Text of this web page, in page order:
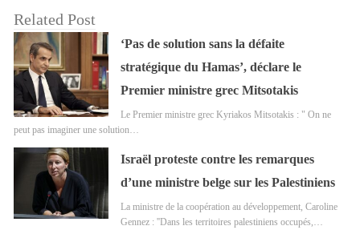
Related Post
‘Pas de solution sans la défaite
stratégique du Hamas’, déclare le
Premier ministre grec Mitsotakis
Le Premier ministre grec Kyriakos Mitsotakis : " On ne
peut pas imaginer une solution…
Israël proteste contre les remarques
d’une ministre belge sur les Palestiniens
La ministre de la coopération au développement, Caroline
Gennez : ''Dans les territoires palestiniens occupés,…